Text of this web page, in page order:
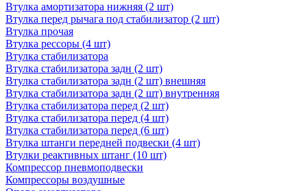
Втулка амортизатора нижняя (2 шт)
Втулка перед рычага под стабилизатор (2 шт)
Втулка прочая
Втулка рессоры (4 шт)
Втулка стабилизатора
Втулка стабилизатора задн (2 шт)
Втулка стабилизатора задн (2 шт) внешняя
Втулка стабилизатора задн (2 шт) внутренняя
Втулка стабилизатора перед (2 шт)
Втулка стабилизатора перед (4 шт)
Втулка стабилизатора перед (6 шт)
Втулка штанги передней подвески (4 шт)
Втулки реактивных штанг (10 шт)
Компрессор пневмоподвески
Компрессоры воздушные